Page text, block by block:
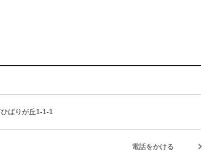
ばりが丘1-1-1
電話をかける